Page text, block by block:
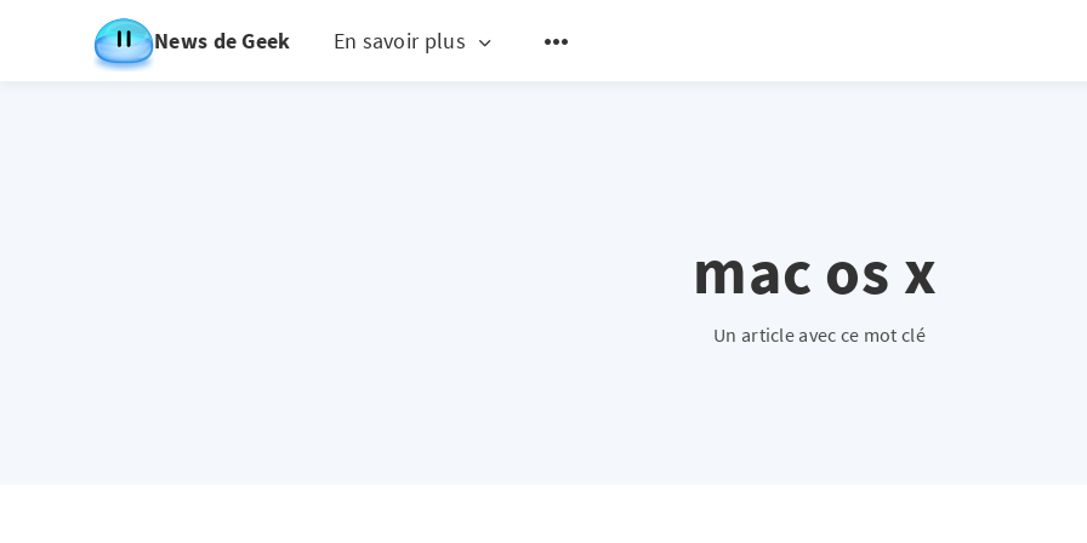
News de Geek En savoir plus
mac os x
Un article avec ce mot clé